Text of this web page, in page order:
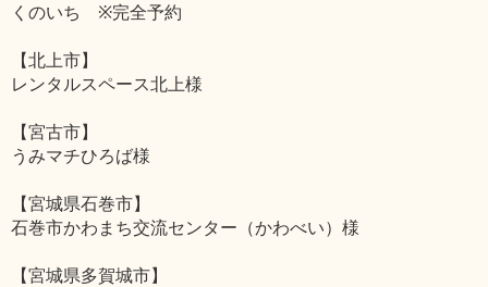
くのいち ※完全予約
【北上市】
レンタルスペース北上様
【宮古市】
うみマチひろば様
【宮城県石巻市】
石巻市かわまち交流センター（かわべい）様
【宮城県多賀城市】